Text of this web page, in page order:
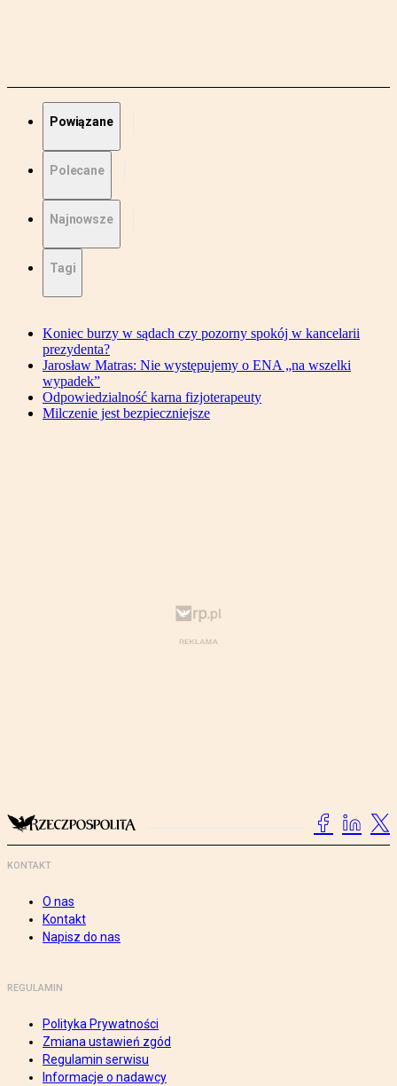
Powiązane
Polecane
Najnowsze
Tagi
Koniec burzy w sądach czy pozorny spokój w kancelarii
prezydenta?
Jarosław Matras: Nie występujemy o ENA „na wszelki
wypadek”
Odpowiedzialność karna fizjoterapeuty
Milczenie jest bezpieczniejsze
KONTAKT
O nas
Kontakt
Napisz do nas
REGULAMIN
Polityka Prywatności
Zmiana ustawień zgód
Regulamin serwisu
Informacje o nadawcy